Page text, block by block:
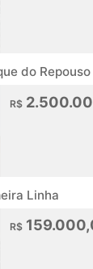
do Repouso
R$
Linha
R$